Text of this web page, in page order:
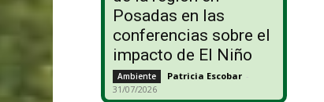
Posadas en las
conferencias sobre el
impacto de El Niño
Ambiente Patricia Escobar -
31/07/2026